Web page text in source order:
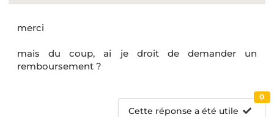
merci
mais du coup, ai je droit de demander un
remboursement ?
Cette réponse a été utile
0